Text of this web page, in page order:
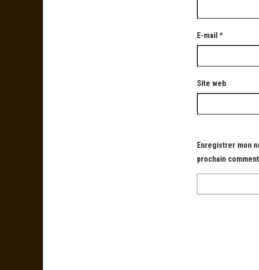
E-mail*
Site web
Enregistrer mon
prochain